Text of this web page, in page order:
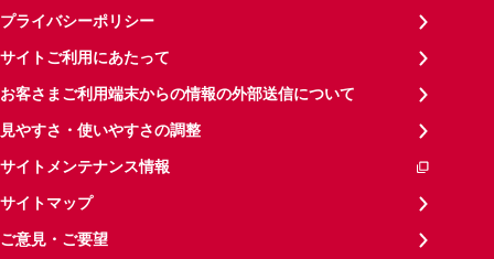
プライバシーポリシー
サイトご利用にあたって
お客さまご利用端末からの情報の外部送信について
見やすさ・使いやすさの調整
サイトメンテナンス情報
サイトマップ
ご意見・ご要望